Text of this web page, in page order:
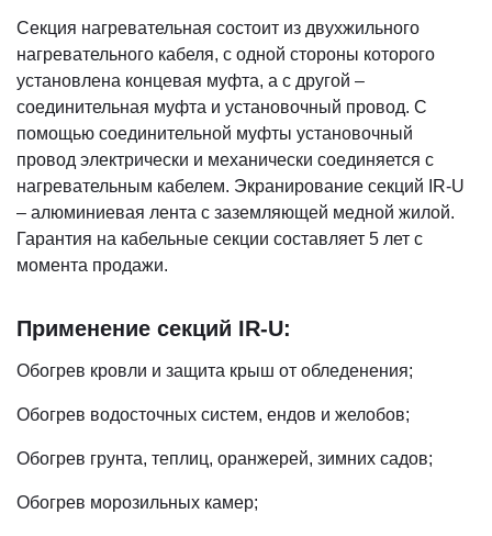
Секция нагревательная состоит из двухжильного
нагревательного кабеля, с одной стороны которого
установлена концевая муфта, а с другой –
соединительная муфта и установочный провод. С
помощью соединительной муфты установочный
провод электрически и механически соединяется с
нагревательным кабелем. Экранирование секций IR-U
– алюминиевая лента с заземляющей медной жилой.
Гарантия на кабельные секции составляет 5 лет с
момента продажи.
Применение секций IR-U:
Обогрев кровли и защита крыш от обледенения;
Обогрев водосточных систем, ендов и желобов;
Обогрев грунта, теплиц, оранжерей, зимних садов;
Обогрев морозильных камер;